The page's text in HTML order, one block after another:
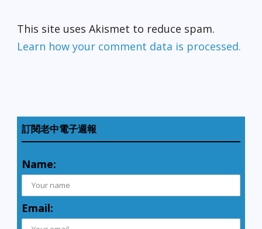
This site uses Akismet to reduce spam.
Learn how your comment data is processed.
訂閱老中電子週報
Name:
Email: